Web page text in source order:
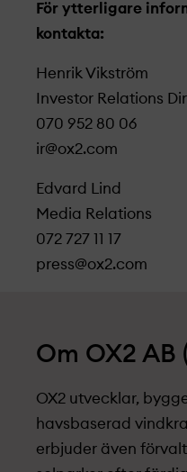
För ytterligare
kontakta:
Henrik Vikström
Investor Relations
070 952 80 06
ir@ox2.com
Edvard Lind
Media Relations
072 727 11 17
press@ox2.com
Om OX2 AB
OX2 utvecklar,
havsbaserad
erbjuder även